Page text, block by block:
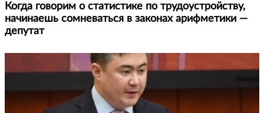
Когда говорим о статистике по трудоустройству,
начинаешь сомневаться в законах арифметики —
депутат